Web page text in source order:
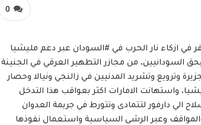
0
في ازكاء نار الحرب في ⁧‫#السودان‬⁩ عبر دعم مليشيا
السودانيين، من مجازر التطهير العرقي في الجنينة
وترويع وتشريد المدنيين في زالنجي ونيالا وحصار
واستهانت الامارات اكثر بعواقب هذا التدخل
الي دارفور لتتمادى وتتورط في جريمة العدوان
وعبر الرشى السياسية واستعمال نفوذها